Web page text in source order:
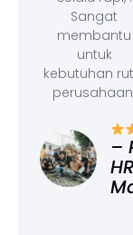
Sangat
membantu
untuk
kebutuhan
–
HR